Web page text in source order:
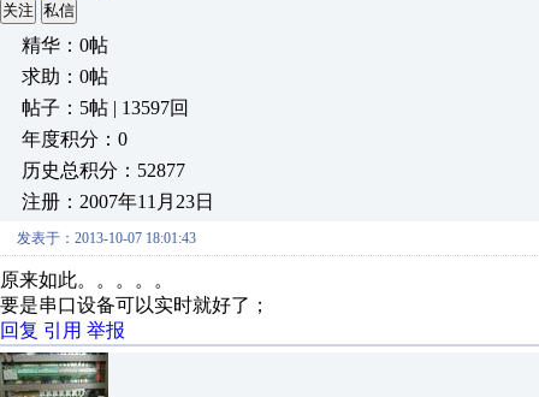
关注 私信
精华：0帖
求助：0帖
帖子：5帖 | 13597回
年度积分：0
历史总积分：52877
注册：2007年11月23日
发表于：2013-10-07 18:01:43
原来如此。。。。。
要是串口设备可以实时就好了；
回复 引用 举报